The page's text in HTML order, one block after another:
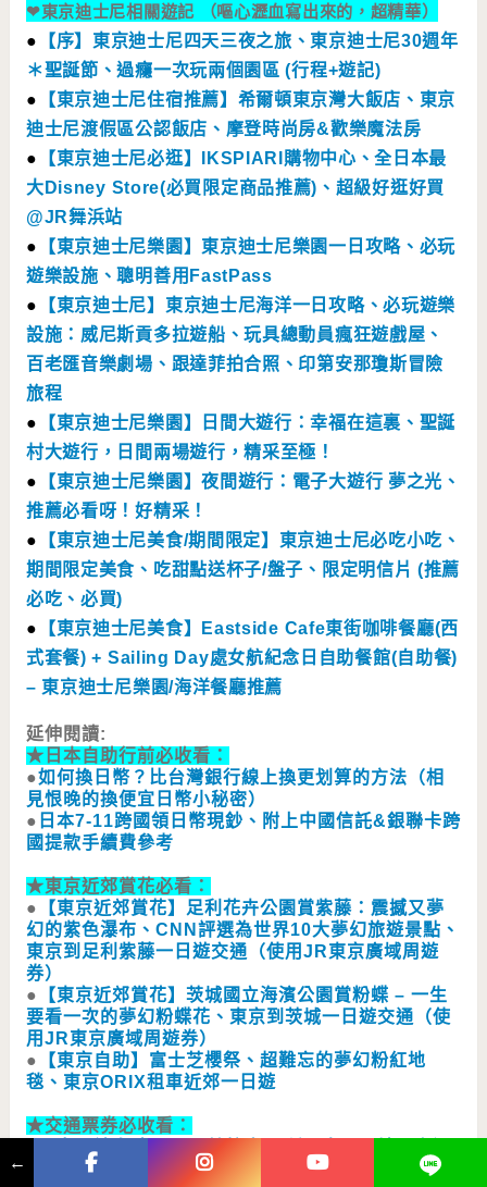
❤東京迪士尼相關遊記 （嘔心瀝血寫出來的，超精華）
●
【序】東京迪士尼四天三夜之旅、東京迪士尼30週年
＊聖誕節、過癮一次玩兩個園區 (行程+遊記)
●
【東京迪士尼住宿推薦】希爾頓東京灣大飯店、東京
迪士尼渡假區公認飯店、摩登時尚房&歡樂魔法房
●
【東京迪士尼必逛】IKSPIARI購物中心、全日本最
大Disney Store(必買限定商品推薦)、超級好逛好買
@JR舞浜站
●
【東京迪士尼樂園】東京迪士尼樂園一日攻略、必玩
遊樂設施、聰明善用FastPass
●
【東京迪士尼】東京迪士尼海洋一日攻略、必玩遊樂
設施：威尼斯貢多拉遊船、玩具總動員瘋狂遊戲屋、
百老匯音樂劇場、跟達菲拍合照、印第安那瓊斯冒險
旅程
●
【東京迪士尼樂園】日間大遊行：幸福在這裏、聖誕
村大遊行，日間兩場遊行，精采至極！
●
【東京迪士尼樂園】夜間遊行：電子大遊行 夢之光、
推薦必看呀！好精采！
●
【東京迪士尼美食/期間限定】東京迪士尼必吃小吃、
期間限定美食、吃甜點送杯子/盤子、限定明信片 (推薦
必吃、必買)
●
【東京迪士尼美食】Eastside Cafe東街咖啡餐廳(西
式套餐) + Sailing Day處女航紀念日自助餐館(自助餐)
– 東京迪士尼樂園/海洋餐廳推薦
延伸閱讀:
★ 日本自助行前必收看：
●如何換日幣？比台灣銀行線上換更划算的方法（相
見恨晚的換便宜日幣小秘密）
● 日本7-11跨國領日幣現鈔、附上中國信託&銀聯卡跨
國提款手續費參考
★東京近郊賞花必看 ：
●
【東京近郊賞花】足利花卉公園賞紫藤：震撼又夢
幻的紫色瀑布、CNN評選為世界10大夢幻旅遊景點、
東京到足利紫藤一日遊交通（使用JR東京廣域周遊
券）
●
【東京近郊賞花】茨城國立海濱公園賞粉蝶 – 一生
要看一次的夢幻粉蝶花、東京到茨城一日遊交通（使
用JR東京廣域周遊券）
●
【東京自助】富士芝櫻祭、超難忘的夢幻粉紅地
毯、東京ORIX租車近郊一日遊
★交通票券必收看：
【京阪神自助】10分鐘搞定16種日本關西地區交通
票券：大阪周遊卡、關西周遊卡、近鐵周遊券、京都
←